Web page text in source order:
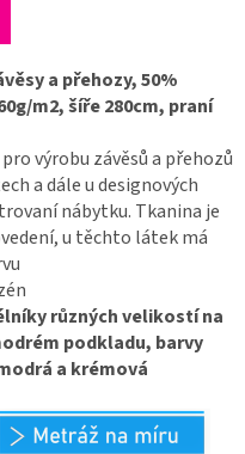
a přehozy, 50%
m2, šíře 280cm, praní
výrobu závěsů a přehozů
a dále u designových
nábytku. Tkanina je
u těchto látek má
různých velikostí na
podkladu, barvy
a krémová